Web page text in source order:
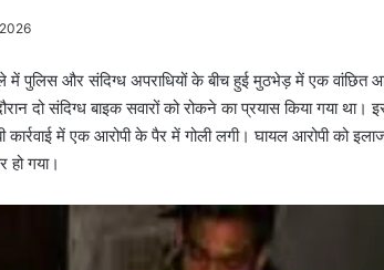
पुलिस और संदिग्ध अपराधियों के बीच हुई मुठभेड़ में एक वांछित
दो संदिग्ध बाइक सवारों को रोकने का प्रयास किया गया था।
में एक आरोपी के पैर में गोली लगी। घायल आरोपी को
हो गया।